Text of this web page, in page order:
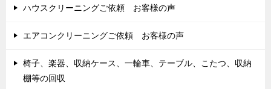
ハウスクリーニングご依頼 お客様の声
エアコンクリーニングご依頼 お客様の声
椅子、楽器、収納ケース、一輪車、テーブル、こたつ、収納
棚等の回収